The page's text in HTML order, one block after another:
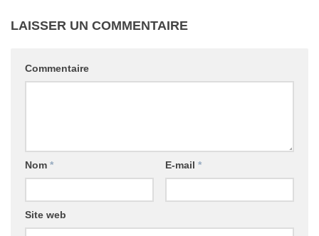
LAISSER UN COMMENTAIRE
Commentaire
Nom * E-mail *
Site web